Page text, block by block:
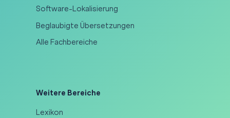
Software-Lokalisierung
Beglaubigte Übersetzungen
Alle Fachbereiche
Weitere Bereiche
Lexikon